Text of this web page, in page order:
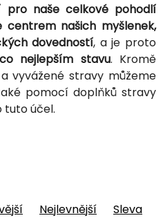
pro naše celkové pohodlí
centrem našich myšlenek,
dovedností, a je proto
nejlepším stavu. Kromě
vyvážené stravy můžeme
pomocí doplňků stravy
tuto účel.
Nejlevnější
Sleva